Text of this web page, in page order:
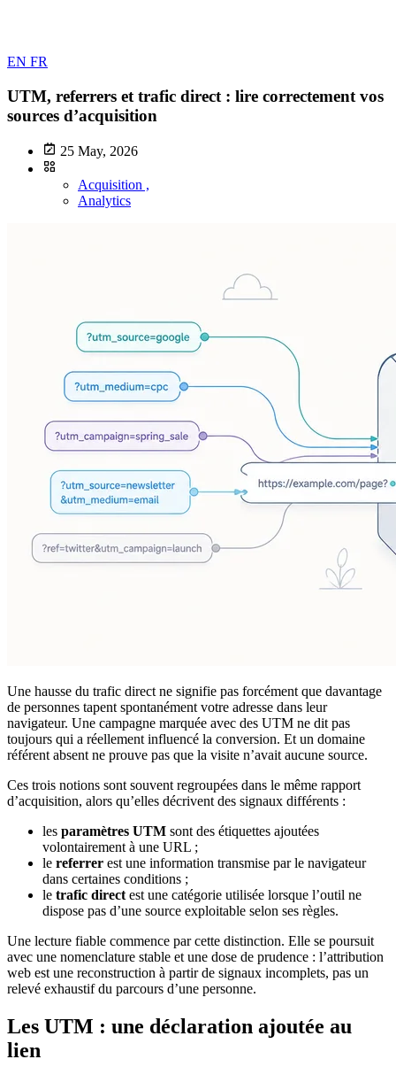
EN FR
UTM, referrers et trafic direct : lire correctement vos
sources d’acquisition
25 May, 2026
Acquisition ,
Analytics
Une hausse du trafic direct ne signifie pas forcément que davantage
de personnes tapent spontanément votre adresse dans leur
navigateur. Une campagne marquée avec des UTM ne dit pas
toujours qui a réellement influencé la conversion. Et un domaine
référent absent ne prouve pas que la visite n’avait aucune source.
Ces trois notions sont souvent regroupées dans le même rapport
d’acquisition, alors qu’elles décrivent des signaux différents :
les paramètres UTM sont des étiquettes ajoutées
volontairement à une URL ;
le referrer est une information transmise par le navigateur
dans certaines conditions ;
le trafic directest une catégorie utilisée lorsque l’outil ne
dispose pas d’une source exploitable selon ses règles.
Une lecture fiable commence par cette distinction. Elle se poursuit
avec une nomenclature stable et une dose de prudence : l’attribution
web est une reconstruction à partir de signaux incomplets, pas un
relevé exhaustif du parcours d’une personne.
Les UTM : une déclaration ajoutée au
lien